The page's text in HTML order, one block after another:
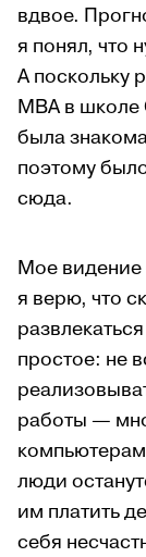
вдвое.
я понял, что
А поскольку
MBA в
была
поэтому
сюда.
Мое видение
я верю, что
простое: не
работы —
люди
им платить
себя